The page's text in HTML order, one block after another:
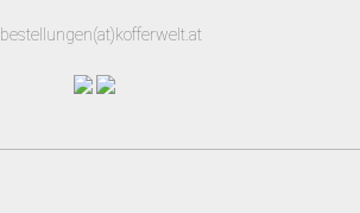
bestellungen(at)kofferwelt.at